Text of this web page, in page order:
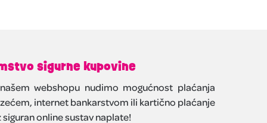
sigurne kupovine
webshopu nudimo mogućnost plaćanja
internet bankarstvom ili kartično plaćanje
siguran online sustav naplate!